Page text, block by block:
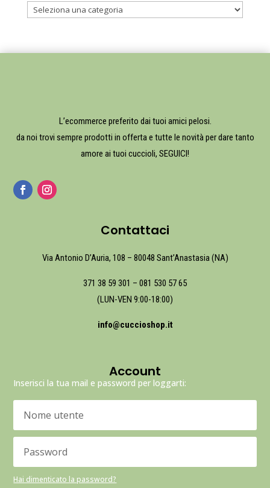
L’ecommerce preferito dai tuoi amici pelosi.
da noi trovi sempre prodotti in offerta e tutte le novità per dare tanto
amore ai tuoi cuccioli, SEGUICI!
Contattaci
Via Antonio D’Auria, 108 – 80048 Sant’Anastasia (NA)
371 38 59 301 – 081 530 57 65
(LUN-VEN 9:00-18:00)
info@cuccioshop.it
Account
Inserisci la tua mail e password per loggarti:
Hai dimenticato la password?